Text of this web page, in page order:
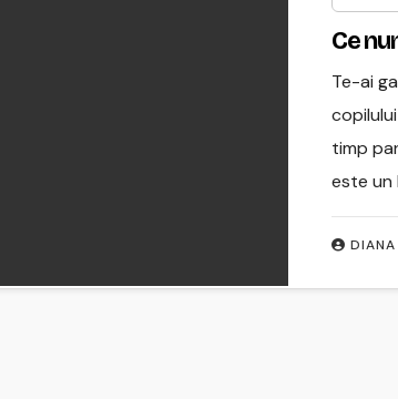
Ce
DIANA
Te-ai
timp
este un